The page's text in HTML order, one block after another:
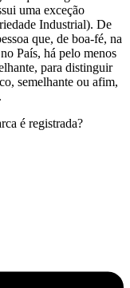
uma exceção
Industrial). De
que, de boa-fé, na
País, há pelo menos
para distinguir
semelhante ou afim,
é registrada?